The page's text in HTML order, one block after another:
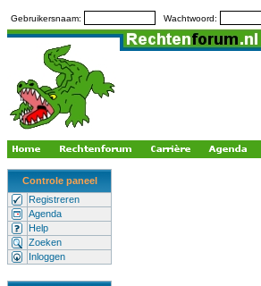
Gebruikersnaam: Wachtwoord:
Controle paneel
Registreren
Agenda
Help
Zoeken
Inloggen